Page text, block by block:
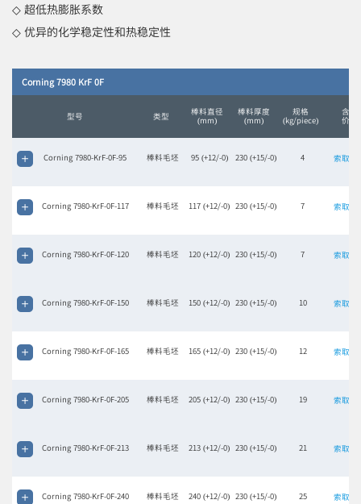
◇ 超低热膨胀系数
◇ 优异的化学稳定性和热稳定性
Corning 7980 KrF 0F
型号 类型 棒料直径
(mm)
棒料厚度
(mm)
规格
(kg/piece)
含税
价格
Corning 7980-KrF-0F-95 棒料毛坯 95 (+12/-0) 230 (+15/-0) 4 索取报
Corning 7980-KrF-0F-117 棒料毛坯 117 (+12/-0) 230 (+15/-0) 7 索取报
Corning 7980-KrF-0F-120 棒料毛坯 120 (+12/-0) 230 (+15/-0) 7 索取报
Corning 7980-KrF-0F-150 棒料毛坯 150 (+12/-0) 230 (+15/-0) 10 索取报
Corning 7980-KrF-0F-165 棒料毛坯 165 (+12/-0) 230 (+15/-0) 12 索取报
Corning 7980-KrF-0F-205 棒料毛坯 205 (+12/-0) 230 (+15/-0) 19 索取报
Corning 7980-KrF-0F-213 棒料毛坯 213 (+12/-0) 230 (+15/-0) 21 索取报
Corning 7980-KrF-0F-240 棒料毛坯 240 (+12/-0) 230 (+15/-0) 25 索取报